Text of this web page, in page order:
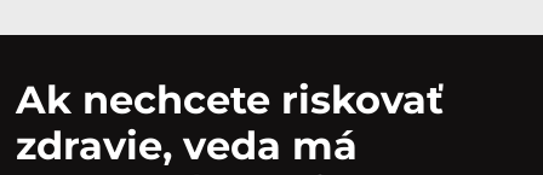
Ak nechcete riskovať
zdravie, veda má